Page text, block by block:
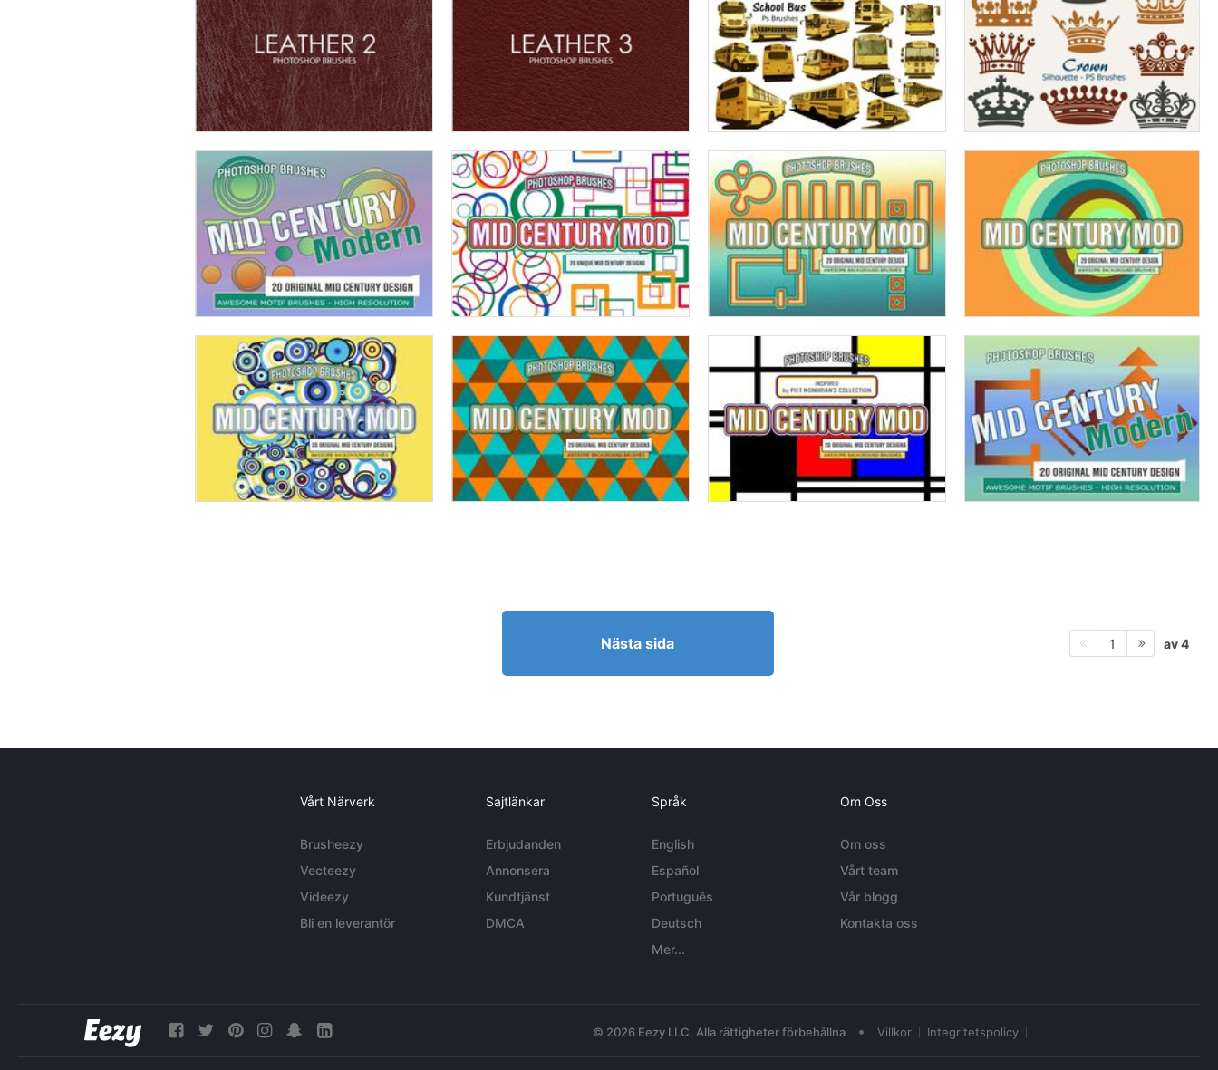
Nästa sida 1 av 4
Vårt Närverk
Brusheezy
Vecteezy
Videezy
Bli en leverantör
Sajtlänkar
Erbjudanden
Annonsera
Kundtjänst
DMCA
Språk
English
Español
Português
Deutsch
Mer...
Om Oss
Om oss
Vårt team
Vår blogg
Kontakta oss
© 2026 Eezy LLC. Alla rättigheter förbehållna • Villkor Integritetspolicy